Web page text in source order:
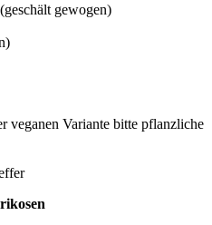
gewogen)
veganen Variante bitte pflanzliche